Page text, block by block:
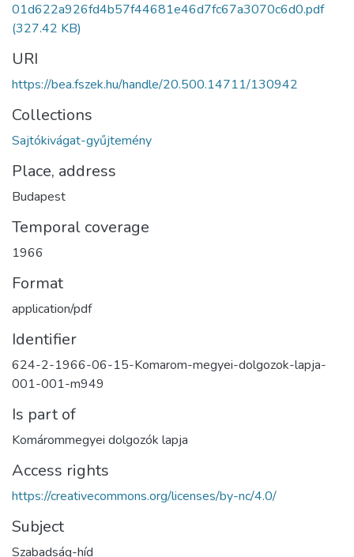
01d622a926fd4b57f44681e46d7fc67a3070c6d0.pdf
(327.42 KB)
URI
https://bea.fszek.hu/handle/20.500.14711/130942
Collections
Sajtókivágat-gyűjtemény
Place, address
Budapest
Temporal coverage
1966
Format
application/pdf
Identifier
624-2-1966-06-15-Komarom-megyei-dolgozok-lapja-
001-001-m949
Is part of
Komárommegyei dolgozók lapja
Access rights
https://creativecommons.org/licenses/by-nc/4.0/
Subject
Szabadság-híd